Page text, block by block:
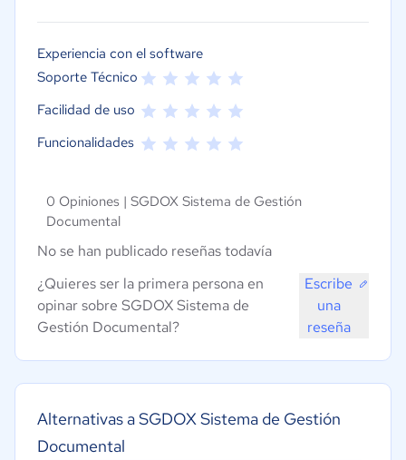
Alternativas a SGDOX Sistema de Gestión
Documental
Experiencia con el software
Soporte Técnico
Facilidad de uso
Funcionalidades
0 Opiniones | SGDOX Sistema de Gestión
Documental
No se han publicado reseñas todavía
¿Quieres ser la primera persona en
opinar sobre SGDOX Sistema de
Gestión Documental?
Escribe
una
reseña